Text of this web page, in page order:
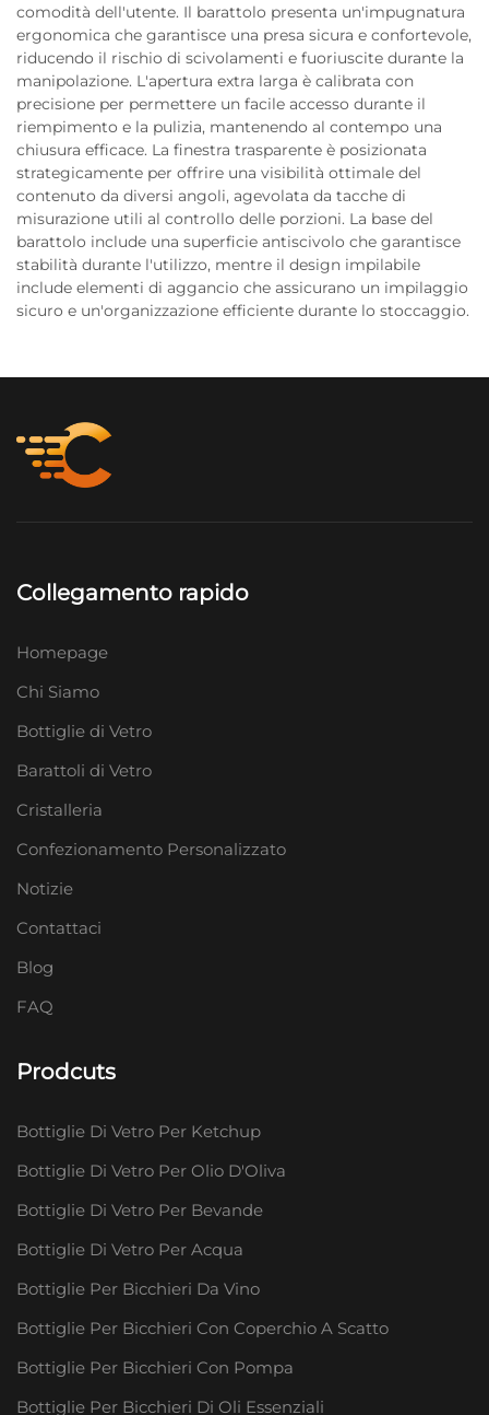
comodità dell'utente. Il barattolo presenta un'impugnatura
ergonomica che garantisce una presa sicura e confortevole,
riducendo il rischio di scivolamenti e fuoriuscite durante la
manipolazione. L'apertura extra larga è calibrata con
precisione per permettere un facile accesso durante il
riempimento e la pulizia, mantenendo al contempo una
chiusura efficace. La finestra trasparente è posizionata
strategicamente per offrire una visibilità ottimale del
contenuto da diversi angoli, agevolata da tacche di
misurazione utili al controllo delle porzioni. La base del
barattolo include una superficie antiscivolo che garantisce
stabilità durante l'utilizzo, mentre il design impilabile
include elementi di aggancio che assicurano un impilaggio
sicuro e un'organizzazione efficiente durante lo stoccaggio.
Collegamento rapido
Homepage
Chi Siamo
Bottiglie di Vetro
Barattoli di Vetro
Cristalleria
Confezionamento Personalizzato
Notizie
Contattaci
Blog
FAQ
Prodcuts
Bottiglie Di Vetro Per Ketchup
Bottiglie Di Vetro Per Olio D'Oliva
Bottiglie Di Vetro Per Bevande
Bottiglie Di Vetro Per Acqua
Bottiglie Per Bicchieri Da Vino
Bottiglie Per Bicchieri Con Coperchio A Scatto
Bottiglie Per Bicchieri Con Pompa
Bottiglie Per Bicchieri Di Oli Essenziali